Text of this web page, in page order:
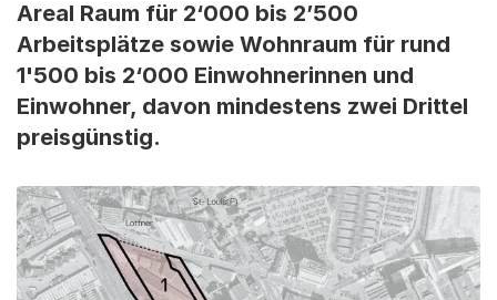
Areal Raum für 2‘000 bis 2’500
Arbeitsplätze sowie Wohnraum für rund
1'500 bis 2‘000 Einwohnerinnen und
Einwohner, davon mindestens zwei Drittel
preisgünstig.